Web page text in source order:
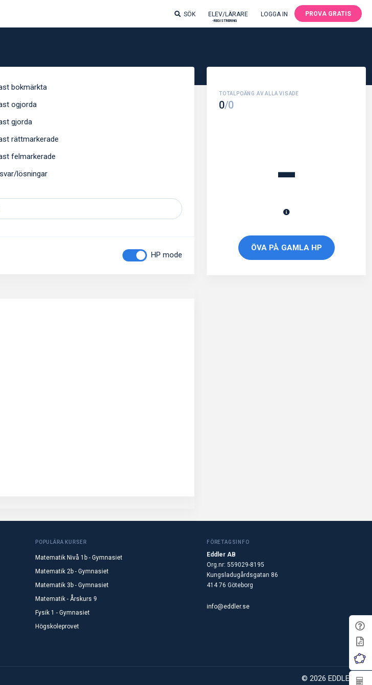
SÖK ELEV/LÄRARE
-REGISTRERING
LOGGA IN PROVA GRATIS
Visa endast bokmärkta
Visa endast ogjorda
Visa endast gjorda
Dölj dina svar/lösningar
HP mode
0/0
-
ÖVA PÅ GAMLA HP
POPULÄRA KURSER
Matematik Nivå 1b - Gymnasiet
Matematik 2b - Gymnasiet
Matematik 3b - Gymnasiet
Matematik - Årskurs 9
Fysik 1 - Gymnasiet
Högskoleprovet
FÖRETAGSINFO
Eddler AB
Org.nr: 559029-8195
Kungsladugårdsgatan 86
414 76 Göteborg
info@eddler.se
© 2026 EDDLER AB